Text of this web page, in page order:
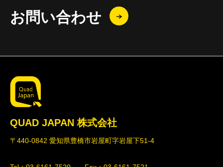
お問い合わせ
QUAD JAPAN 株式会社
〒440-0842 愛知県豊橋市岩屋町字岩屋下51-4